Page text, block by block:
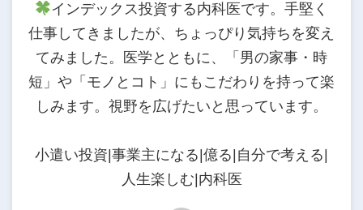
インデックス投資する内科医です。手堅く
仕事してきましたが、ちょっぴり気持ちを変え
てみました。医学とともに、「男の家事・時
短」や「モノとコト」にもこだわりを持って楽
しみます。視野を広げたいと思っています。
小遣い投資|事業主になる|億る|自分で考える|
人生楽しむ|内科医